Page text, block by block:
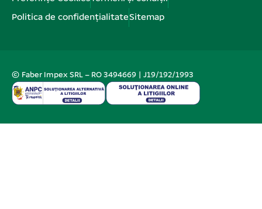
Politica de confidențialitateSitemap
© Faber Impex SRL – RO 3494669 | J19/192/1993